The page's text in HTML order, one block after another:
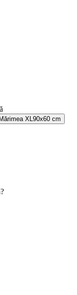
Mărimea XL 90x60 cm